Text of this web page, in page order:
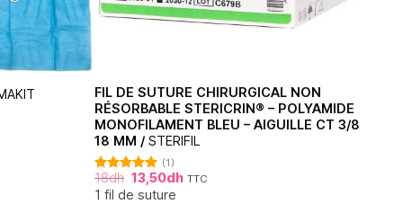
FIL DE SUTURE CHIRURGICAL NON
RÉSORBABLE STERICRIN® – POLYAMIDE
MONOFILAMENT BLEU – AIGUILLE CT 3/8
18 MM / STERIFIL
Note 5.00
sur 5
(1)
18dh 13,50dh TTC
1 fil de suture